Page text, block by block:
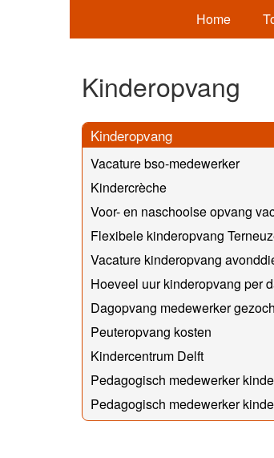
Home
Kinderopvang
Kinderopvang
Vacature bso-medewerker
Kindercrèche
Voor- en naschoolse opvang
Flexibele kinderopvang
Vacature kinderopvang
Hoeveel uur kinderopvang per
Dagopvang medewerker
Peuteropvang kosten
Kindercentrum Delft
Pedagogisch medewerker
Pedagogisch medewerker